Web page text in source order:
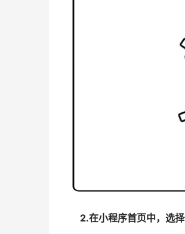
2.在小程序首页中，选